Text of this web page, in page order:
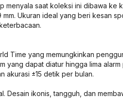
menyala saat koleksi ini dibawa ke
Ukuran ideal yang beri kesan
Time yang memungkinkan
yang dapat diatur hingga lima
akurasi ±15 detik per bulan.
Desain ikonis, tangguh, dan